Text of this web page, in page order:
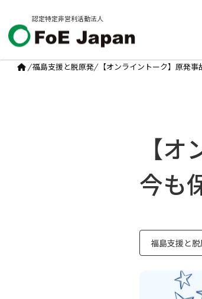
認定特定非営利活動法人
/福島支援と脱原発/ 【オンライントーク】原発
【
今も
福島支援と